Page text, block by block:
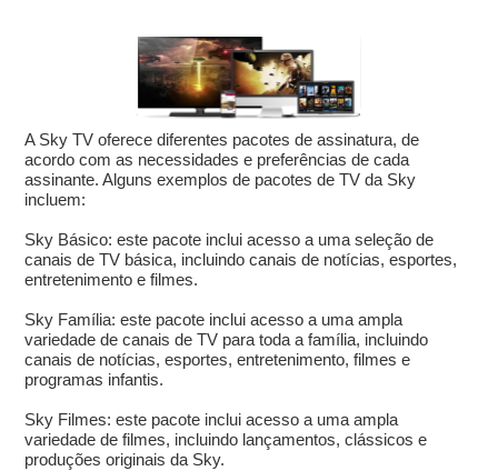
A Sky TV oferece diferentes pacotes de assinatura, de
acordo com as necessidades e preferências de cada
assinante. Alguns exemplos de pacotes de TV da Sky
incluem:
Sky Básico: este pacote inclui acesso a uma seleção de
canais de TV básica, incluindo canais de notícias, esportes,
entretenimento e filmes.
Sky Família: este pacote inclui acesso a uma ampla
variedade de canais de TV para toda a família, incluindo
canais de notícias, esportes, entretenimento, filmes e
programas infantis.
Sky Filmes: este pacote inclui acesso a uma ampla
variedade de filmes, incluindo lançamentos, clássicos e
produções originais da Sky.